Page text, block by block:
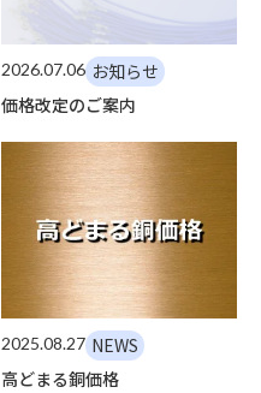
2026.07.06 お知らせ
価格改定のご案内
2025.08.27 NEWS
高どまる銅価格